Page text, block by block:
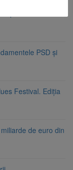
PSD și
Festival. Ediția
de euro din